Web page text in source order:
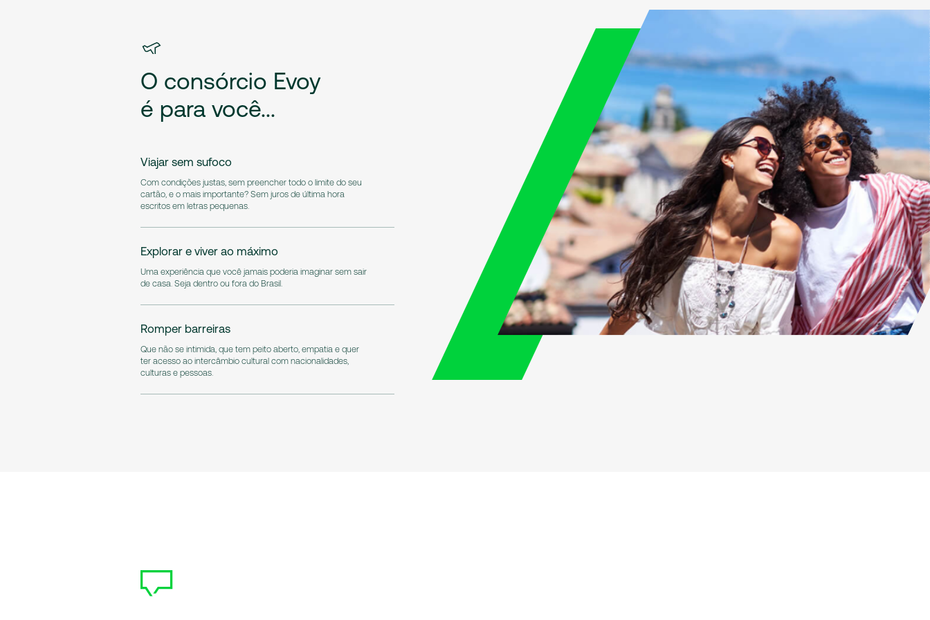
O consórcio Evoy
é para você...
Viajar sem sufoco
Com condições justas, sem preencher todo o limite do seu
cartão, e o mais importante? Sem juros de última hora
escritos em letras pequenas.
Explorar e viver ao máximo
Uma experiência que você jamais poderia imaginar sem sair
de casa. Seja dentro ou fora do Brasil.
Romper barreiras
Que não se intimida, que tem peito aberto, empatia e quer
ter acesso ao intercâmbio cultural com nacionalidades,
culturas e pessoas.